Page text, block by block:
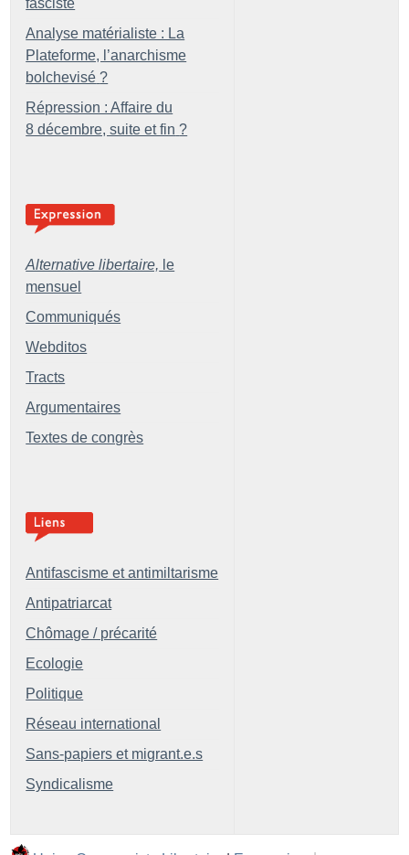
fasciste
Analyse matérialiste : La
Plateforme, l’anarchisme
bolchevisé ?
Répression : Affaire du
8 décembre, suite et fin ?
Alternative libertaire, le
mensuel
Communiqués
Webditos
Tracts
Argumentaires
Textes de congrès
Antifascisme et antimiltarisme
Antipatriarcat
Chômage / précarité
Ecologie
Politique
Réseau international
Sans-papiers et migrant.e.s
Syndicalisme